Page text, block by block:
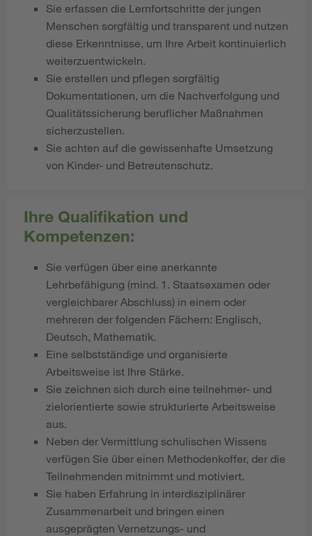
Sie erfassen die Lernfortschritte der jungen
Menschen sorgfältig und transparent und nutzen
diese Erkenntnisse, um Ihre Arbeit kontinuierlich
weiterzuentwickeln.
Sie erstellen und pflegen sorgfältig
Dokumentationen, um die Nachverfolgung und
Qualitätssicherung beruflicher Maßnahmen
sicherzustellen.
Sie achten auf die gewissenhafte Umsetzung
von Kinder- und Betreutenschutz.
Ihre Qualifikation und
Kompetenzen:
Sie verfügen über eine anerkannte
Lehrbefähigung (mind. 1. Staatsexamen oder
vergleichbarer Abschluss) in einem oder
mehreren der folgenden Fächern: Englisch,
Deutsch, Mathematik.
Eine selbstständige und organisierte
Arbeitsweise ist Ihre Stärke.
Sie zeichnen sich durch eine teilnehmer- und
zielorientierte sowie strukturierte Arbeitsweise
aus.
Neben der Vermittlung schulischen Wissens
verfügen Sie über einen Methodenkoffer, der die
Teilnehmenden mitnimmt und motiviert.
Sie haben Erfahrung in interdisziplinärer
Zusammenarbeit und bringen einen
ausgeprägten Vernetzungs- und